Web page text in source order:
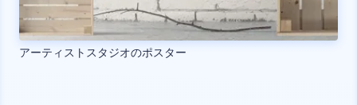
アーティストスタジオのポスター